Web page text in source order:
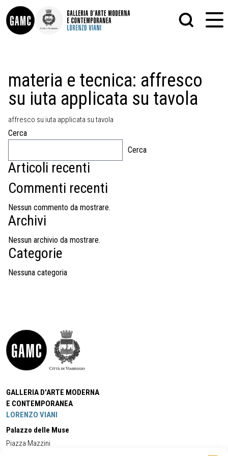
CONTATTI
DIDATTICA
SHOP
LE COLLEZIONI
GLI AUTORI
MOSTRE
EVENTI
PALAZZO DELLE MUSE
GRAFICA
PITTURA
SCULTURA
STAMPA
MATRICI XILOGRAFICHE
materia e tecnica: affresco
su iuta applicata su tavola
affresco su iuta applicata su tavola
Cerca
Cerca
Articoli recenti
Commenti recenti
Nessun commento da mostrare.
Archivi
Nessun archivio da mostrare.
Categorie
Nessuna categoria
GALLERIA D'ARTE MODERNA
E CONTEMPORANEA
LORENZO VIANI
Palazzo delle Muse
Piazza Mazzini